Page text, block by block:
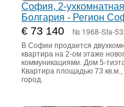
София, 2-
Болгария - Регион
€ 73 140 № 1968-Sfa-
В Софии продается
квартира на 2-ом этаже
коммуникациями. Дом 5-
Квартира площадью 73
город.